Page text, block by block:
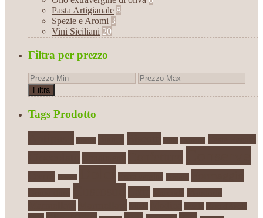
Pasta Artigianale 8
Spezie e Aromi 3
Vini Siciliani 20
Filtra per prezzo
Filtra
Tags Prodotto